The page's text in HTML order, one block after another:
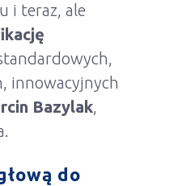
i teraz, ale
innowacyjnych
Bazylak,
do